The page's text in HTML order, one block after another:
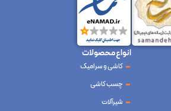
انواع محصولات
کاشی و سرامیک
چسب کاشی
شیرآلات